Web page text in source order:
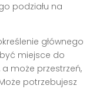
podziału na
głównego
miejsce do
może przestrzeń,
potrzebujesz